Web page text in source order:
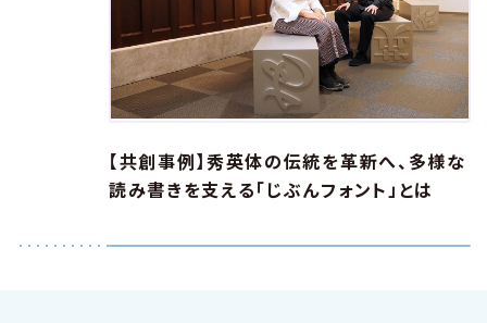
【共創事例】秀英体の伝統を革新へ、多様な
読み書きを支える「じぶんフォント」とは